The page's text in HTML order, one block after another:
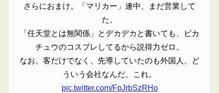
さらにおまけ。「マリカー」連中、まだ営業して
た。
「任天堂とは無関係」とデカデカと書いても、ピカ
チュウのコスプレしてるから説得力ゼロ。
なお、客だけでなく、先導していたのも外国人、ど
ういう会社なんだ、これ。
pic.twitter.com/FpJrbSzRHo